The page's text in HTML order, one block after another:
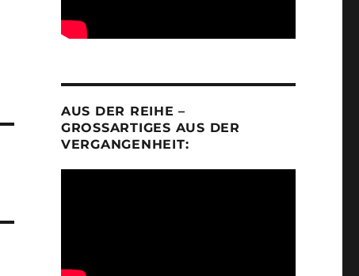
AUS DER REIHE –
GROSSARTIGES AUS DER V
ERGANGENHEIT: